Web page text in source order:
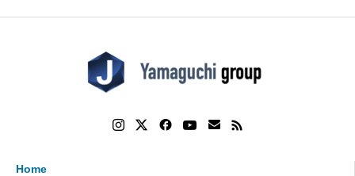
Home